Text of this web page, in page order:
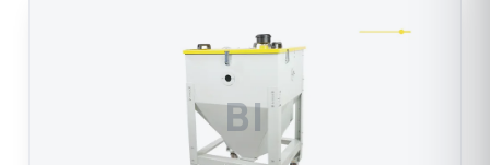
BI